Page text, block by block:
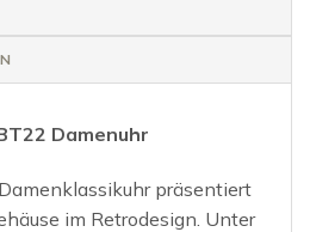
Damenuhr
präsentiert
im Retrodesign. Unter